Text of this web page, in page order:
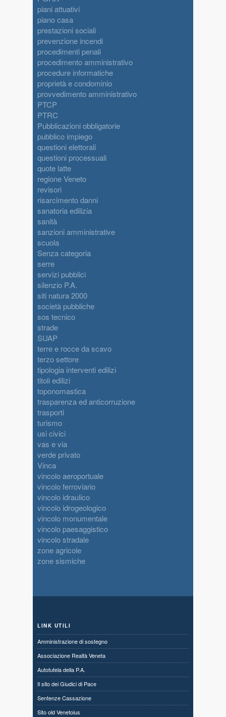
piani attuativi
piano casa
prestazioni sociali
prevenzione incendi
procedimenti penali
procedimento amministrativo
procedure informatiche
proprietà e condominio
provvedimento amministrativo
PTCP
PTRC
Pubblicazioni obbligatorie
pubblico impiego
questioni elettorali
questioni processuali
quote latte
regione Veneto
revisori
risarcimento danni
sanatoria edilizia
sanità
sanzioni amministrative
scuola
Senza categoria
serre
servizi pubblici
silenzio P.A.
siti natura 2000
società pubbliche
sos tecnico
strade
SUAP
terre e rocce da scavo
terzo settore
tipologia interventi edilizi
titoli edilizi
toponomastica
trasparenza ed anticorruzione
trasporti
turismo
usi civici
vas e via
verde privato
Vinca
vincolo aeroportuale
vincolo ferroviario
vincolo idraulico
vincolo idrogeologico
vincolo monumentale
vincolo paesaggistico
vincolo stradale
zone agricole
zone sismiche
LINK UTILI
Amministrazione di sostegno
Associazione Realtà Veneta
Autotutela della P.A.
Il sito dei Giudici di Pace
Sentenze Cassazione
Sito old Venetoius